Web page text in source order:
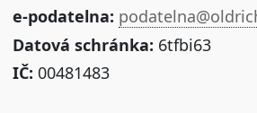
e-podatelna:
Datová schránka: 6tfbi63
IČ: 00481483